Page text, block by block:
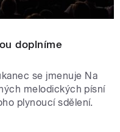
doplníme
se jmenuje Na
melodických písní
plynoucí sdělení.